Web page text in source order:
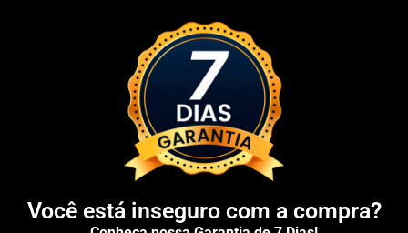
Você está inseguro com a compra?